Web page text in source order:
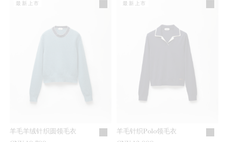
羊毛羊绒针织圆领毛衣
最新上市
羊毛针织Polo领毛衣
最新上市